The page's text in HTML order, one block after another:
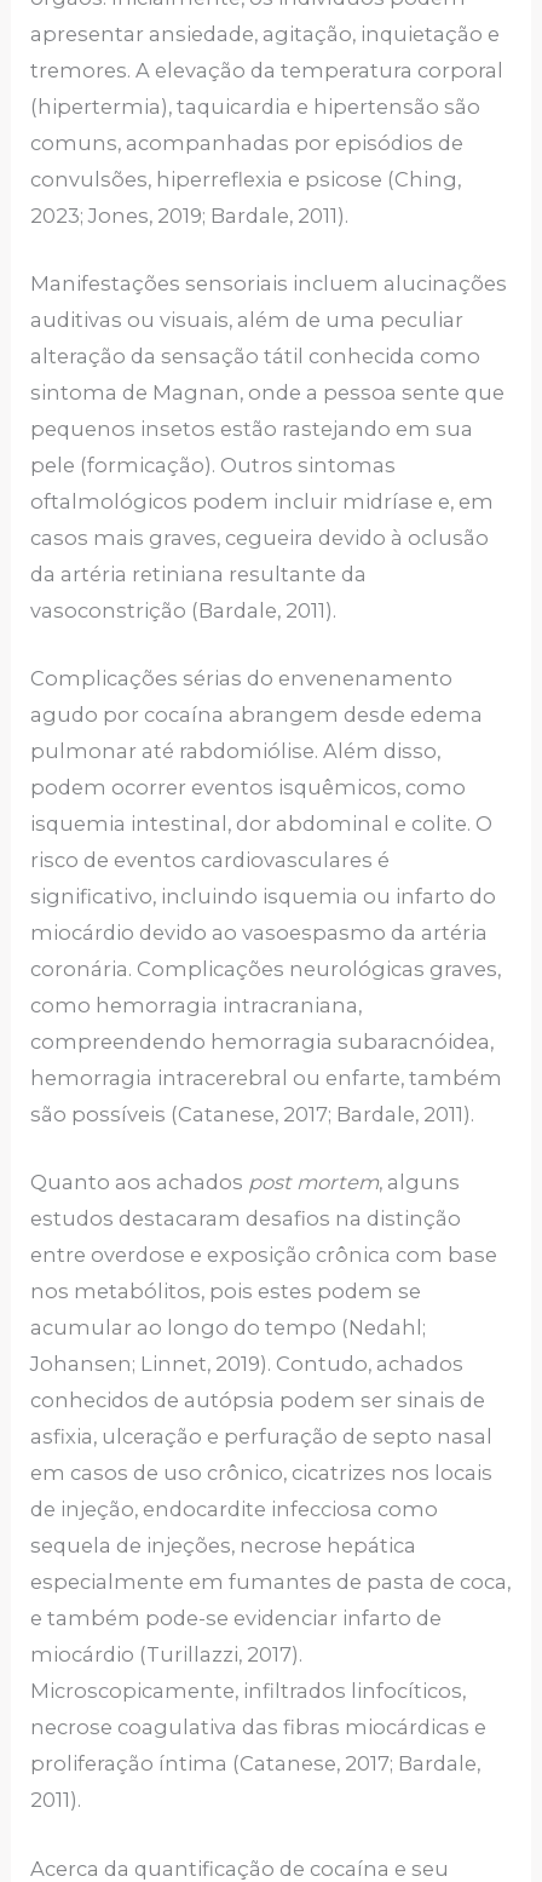
apresentar ansiedade, agitação, inquietação e
tremores. A elevação da temperatura corporal
(hipertermia), taquicardia e hipertensão são
comuns, acompanhadas por episódios de
convulsões, hiperreflexia e psicose (Ching,
2023; Jones, 2019; Bardale, 2011).
Manifestações sensoriais incluem alucinações
auditivas ou visuais, além de uma peculiar
alteração da sensação tátil conhecida como
sintoma de Magnan, onde a pessoa sente que
pequenos insetos estão rastejando em sua
pele (formicação). Outros sintomas
oftalmológicos podem incluir midríase e, em
casos mais graves, cegueira devido à oclusão
da artéria retiniana resultante da
vasoconstrição (Bardale, 2011).
Complicações sérias do envenenamento
agudo por cocaína abrangem desde edema
pulmonar até rabdomiólise. Além disso,
podem ocorrer eventos isquêmicos, como
isquemia intestinal, dor abdominal e colite. O
risco de eventos cardiovasculares é
significativo, incluindo isquemia ou infarto do
miocárdio devido ao vasoespasmo da artéria
coronária. Complicações neurológicas graves,
como hemorragia intracraniana,
compreendendo hemorragia subaracnóidea,
hemorragia intracerebral ou enfarte, também
são possíveis (Catanese, 2017; Bardale, 2011).
Quanto aos achados post mortem, alguns
estudos destacaram desafios na distinção
entre overdose e exposição crônica com base
nos metabólitos, pois estes podem se
acumular ao longo do tempo (Nedahl;
Johansen; Linnet, 2019). Contudo, achados
conhecidos de autópsia podem ser sinais de
asfixia, ulceração e perfuração de septo nasal
em casos de uso crônico, cicatrizes nos locais
de injeção, endocardite infecciosa como
sequela de injeções, necrose hepática
especialmente em fumantes de pasta de coca,
e também pode-se evidenciar infarto de
miocárdio (Turillazzi, 2017).
Microscopicamente, infiltrados linfocíticos,
necrose coagulativa das fibras miocárdicas e
proliferação íntima (Catanese, 2017; Bardale,
2011).
Acerca da quantificação de cocaína e seu